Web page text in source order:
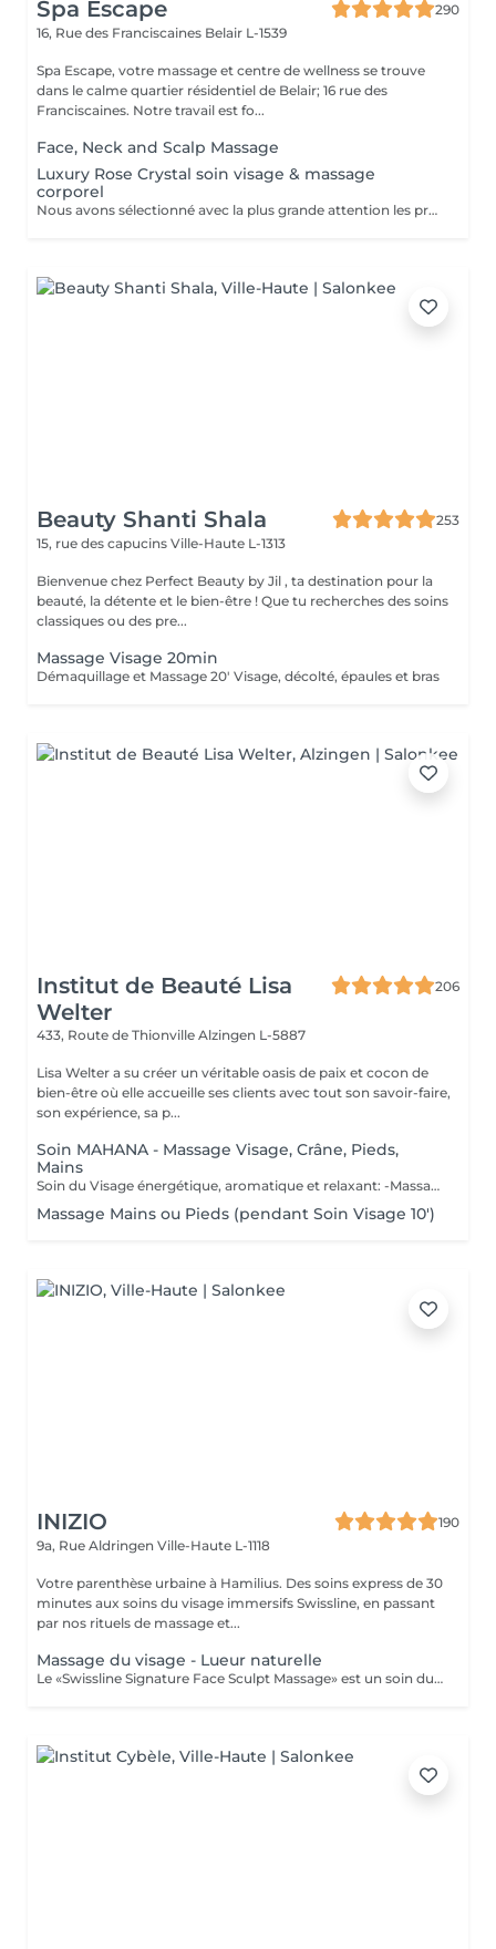
Spa Escape
290
16, Rue des Franciscaines Belair L-1539
Spa Escape, votre massage et centre de wellness se trouve
dans le calme quartier résidentiel de Belair; 16 rue des
Franciscaines. Notre travail est fo...
Face, Neck and Scalp Massage
Luxury Rose Crystal soin visage & massage
corporel
Nous avons sélectionné avec la plus grande attention les produits lauréats Organic Pharmacy, pour faire de votre rituel spa un moment luxueux et unique. Ces soins pour la peau et bien-être du corps portent cette expérience à un tout autre niveau. Des ingrédients entièrement biologiques sont utilisés pour étancher la soif d'hydratation, de purification et de nutrition de votre peau. Pendant ce moment de détente et de sérénité, laissez-vous choyer par un massage facial par drainage lymphatique aux cristaux de rose, et retrouvez un visage plus sculpté et un teint rosé et éclatant. Le massage corporel qui accompagne ce soin en fait une expérience zen totale.
Beauty Shanti Shala
253
15, rue des capucins Ville-Haute L-1313
Bienvenue chez Perfect Beauty by Jil , ta destination pour la
beauté, la détente et le bien-être ! Que tu recherches des soins
classiques ou des pre...
Massage Visage 20min
Démaquillage et Massage 20' Visage, décolté, épaules et bras
Institut de Beauté Lisa
Welter
206
433, Route de Thionville Alzingen L-5887
Lisa Welter a su créer un véritable oasis de paix et cocon de
bien-être où elle accueille ses clients avec tout son savoir-faire,
son expérience, sa p...
Soin MAHANA - Massage Visage, Crâne, Pieds,
Mains
Soin du Visage énergétique, aromatique et relaxant: -Massage en étoile du Crâne, Mains, Pieds - Inspiré d'un rituel Polynésien, avec des huiles essentielles de fleur de Tiaré et Jasmin. Les Bienfaits Mahana: -Relaxe intensément -Délie les zones de tensions -Relance l'énergie -Apaise le mental -Hydratation de la Peau en profondeur -Illume le teint
Massage Mains ou Pieds (pendant Soin Visage 10')
INIZIO
190
9a, Rue Aldringen Ville-Haute L-1118
Votre parenthèse urbaine à Hamilius. Des soins express de 30
minutes aux soins du visage immersifs Swissline, en passant
par nos rituels de massage et...
Massage du visage - Lueur naturelle
Le «Swissline Signature Face Sculpt Massage» est un soin du visage extrêmement innovant, original et technique. Ce traitement rythmé, à la fois profond et relaxant, combine travail respiratoire, drainage lymphatique manuel (MLD), relâchement musculaire et manipulation fasciale, associés aux techniques de modelage avancées caractéristiques d'Anna Tsankova. Le soin stimule le drainage lymphatique et la circulation, soulage les tensions musculaires, affine les contours du visage et réactive la production de collagène. Ce traitement innovant donne aux clients la sensation que leur visage s'est «ouvert», débarrassé de ses blocages, avec un effet de remise en forme visible, des rides d'expression lissées et une circulation améliorée, pour un teint renouvelé et une véritable éclat.